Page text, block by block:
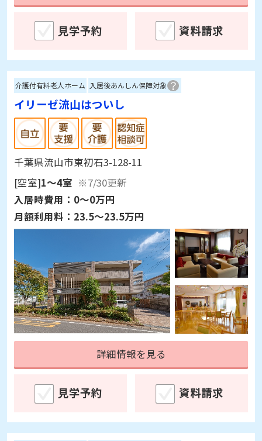
見学予約 資料請求
介護付有料老人ホーム 入居後あんしん保障対象
イリーゼ流山はついし
千葉県流山市東初石3-128-11
[空室]1～4室 ※7/30更新
入居時費用： 0～0万円
月額利用料： 23.5～23.5万円
詳細情報を見る
見学予約 資料請求